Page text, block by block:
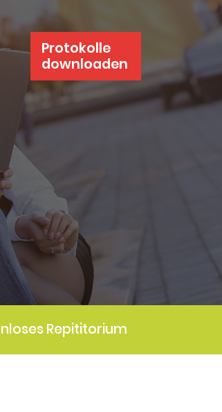
Protokolle
downloaden
Repititorium